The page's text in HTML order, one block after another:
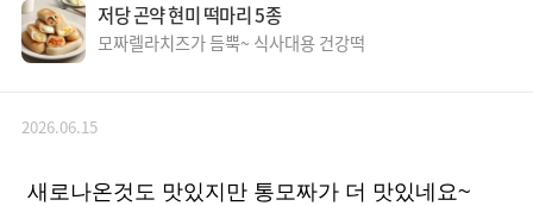
저당 곤약 현미 떡마리 5종
모짜렐라치즈가 듬뿍~ 식사대용 건강떡
2026.06.15
새로나온것도 맛있지만 통모짜가 더 맛있네요~